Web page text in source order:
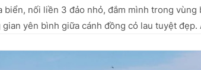
nối liền 3 đảo nhỏ, đắm mình trong vùng
yên bình giữa cánh đồng cỏ lau tuyệt đẹp.